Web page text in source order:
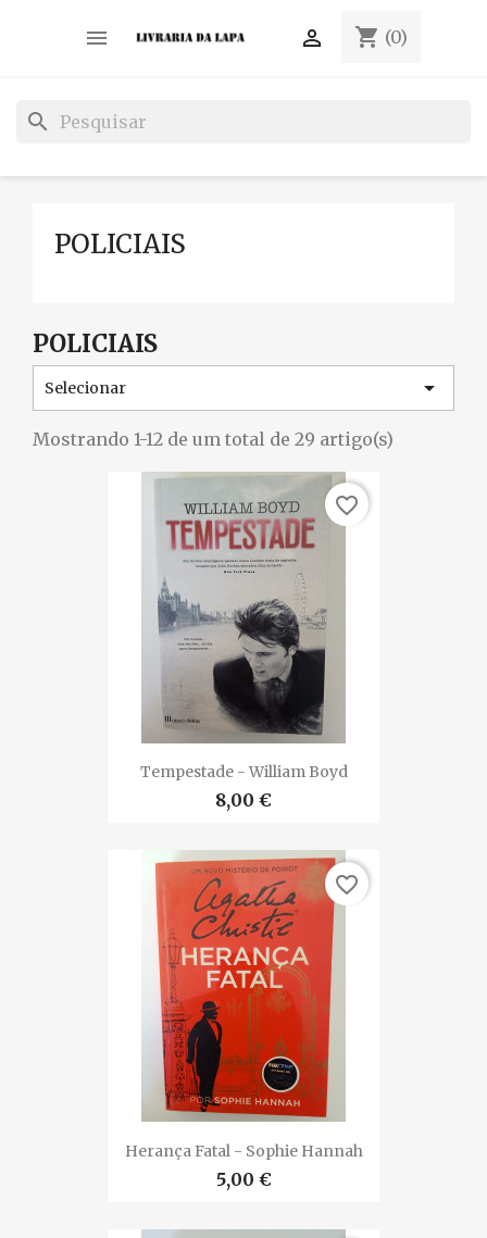
 shopping_cart (0)

search
POLICIAIS
POLICIAIS
Selecionar 
Mostrando 1-12 de um total de 29 artigo(s)
Tempestade - William Boyd
8,00 €
favorite_border
Herança Fatal - Sophie Hannah
5,00 €
favorite_border